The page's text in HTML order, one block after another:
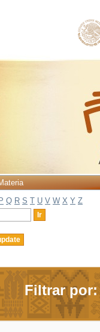
P Q R S T U V W X Y Z
Filtrar por: